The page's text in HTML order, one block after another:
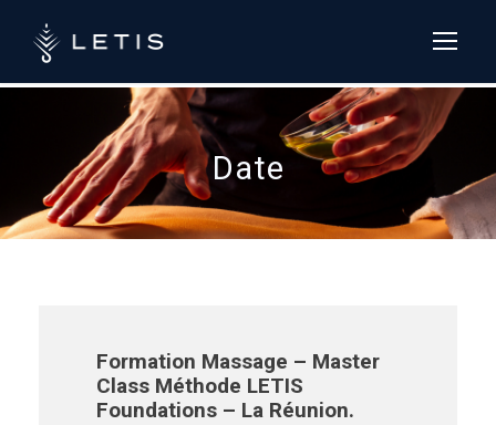
+33 (0)4 84 13
Date
Formation Massage – Master
Class Méthode LETIS
Foundations – La Réunion.